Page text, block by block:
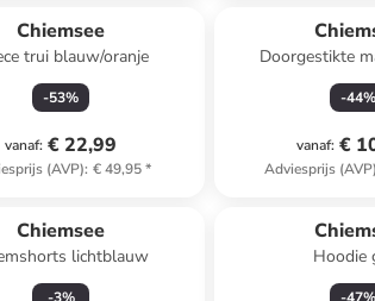
Chiemsee
trui blauw/oranje
-53%
vanaf: € 22,99
(AVP): € 49,95*
Doorgestikte
-44%
vanaf: €
Adviesprijs (AVP)
Chiemsee
lichtblauw Hoodie